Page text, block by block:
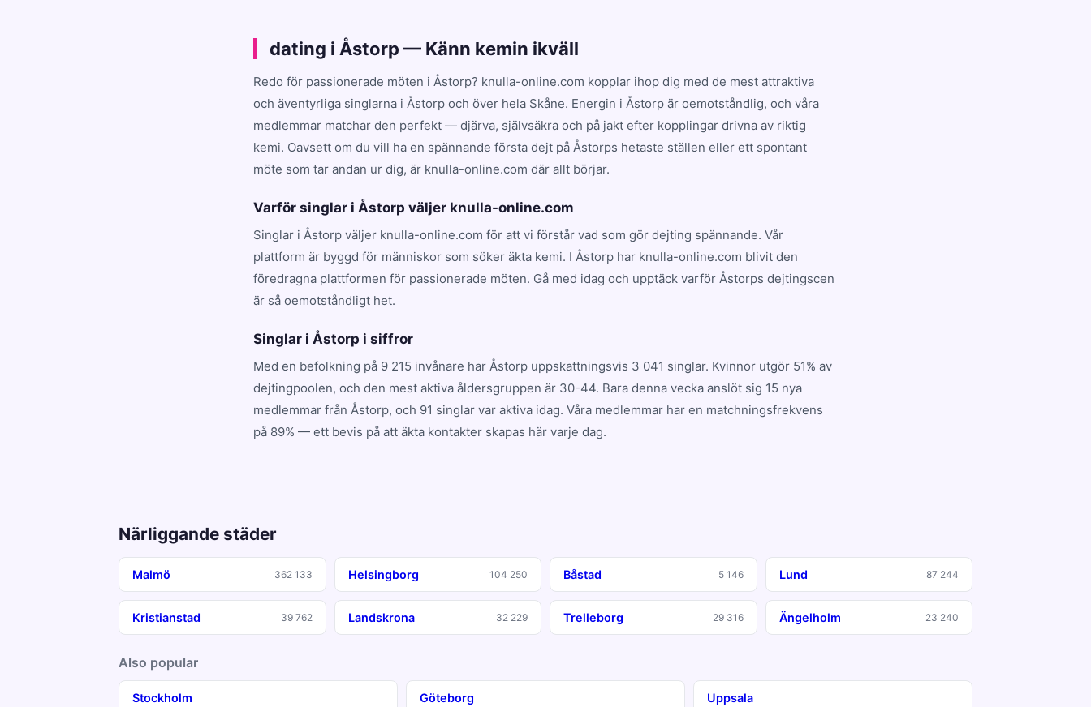
dating i Åstorp — Känn kemin ikväll
Redo för passionerade möten i Åstorp? knulla-online.com kopplar ihop dig med de mest attraktiva
och äventyrliga singlarna i Åstorp och över hela Skåne. Energin i Åstorp är oemotståndlig, och våra
medlemmar matchar den perfekt — djärva, självsäkra och på jakt efter kopplingar drivna av riktig
kemi. Oavsett om du vill ha en spännande första dejt på Åstorps hetaste ställen eller ett spontant
möte som tar andan ur dig, är knulla-online.com där allt börjar.
Varför singlar i Åstorp väljer knulla-online.com
Singlar i Åstorp väljer knulla-online.com för att vi förstår vad som gör dejting spännande. Vår
plattform är byggd för människor som söker äkta kemi. I Åstorp har knulla-online.com blivit den
föredragna plattformen för passionerade möten. Gå med idag och upptäck varför Åstorps dejtingscen
är så oemotståndligt het.
Singlar i Åstorp i siffror
Med en befolkning på 9 215 invånare har Åstorp uppskattningsvis 3 041 singlar. Kvinnor utgör 51% av
dejtingpoolen, och den mest aktiva åldersgruppen är 30-44. Bara denna vecka anslöt sig 15 nya
medlemmar från Åstorp, och 91 singlar var aktiva idag. Våra medlemmar har en matchningsfrekvens
på 89% — ett bevis på att äkta kontakter skapas här varje dag.
Närliggande städer
Malmö 362 133 Helsingborg 104 250 Båstad 5 146 Lund 87 244
Kristianstad 39 762 Landskrona 32 229 Trelleborg 29 316 Ängelholm 23 240
Also popular
Stockholm Göteborg Uppsala